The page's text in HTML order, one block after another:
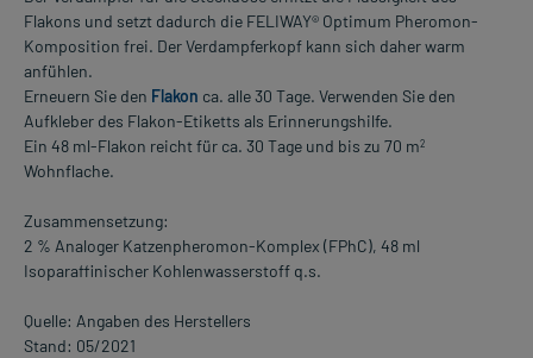
Flakons und setzt dadurch die FELIWAY® Optimum Pheromon-
Komposition frei. Der Verdampferkopf kann sich daher warm
anfühlen.
Erneuern Sie den Flakon ca. alle 30 Tage. Verwenden Sie den
Aufkleber des Flakon-Etiketts als Erinnerungshilfe.
Ein 48 ml-Flakon reicht für ca. 30 Tage und bis zu 70 m2
Wohnflache.
Zusammensetzung:
2 % Analoger Katzenpheromon-Komplex (FPhC), 48 ml
Isoparaffinischer Kohlenwasserstoff q.s.
Quelle: Angaben des Herstellers
Stand: 05/2021